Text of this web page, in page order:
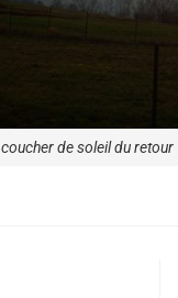
coucher de soleil du retour